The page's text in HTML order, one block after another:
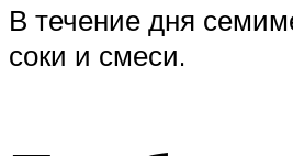
В течение дня
соки и смеси.